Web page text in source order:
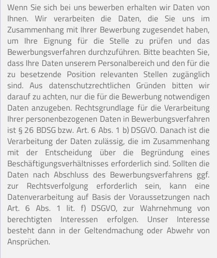
Wenn Sie sich bei uns bewerben erhalten wir Daten von
Ihnen. Wir verarbeiten die Daten, die Sie uns im
Zusammenhang mit Ihrer Bewerbung zugesendet haben,
um Ihre Eignung für die Stelle zu prüfen und das
Bewerbungsverfahren durchzuführen. Bitte beachten Sie,
dass Ihre Daten unserem Personalbereich und den für die
zu besetzende Position relevanten Stellen zugänglich
sind. Aus datenschutzrechtlichen Gründen bitten wir
darauf zu achten, nur die für die Bewerbung notwendigen
Daten anzugeben. Rechtsgrundlage für die Verarbeitung
Ihrer personenbezogenen Daten in Bewerbungsverfahren
ist § 26 BDSG bzw. Art. 6 Abs. 1 b) DSGVO. Danach ist die
Verarbeitung der Daten zulässig, die im Zusammenhang
mit der Entscheidung über die Begründung eines
Beschäftigungsverhältnisses erforderlich sind. Sollten die
Daten nach Abschluss des Bewerbungsverfahrens ggf.
zur Rechtsverfolgung erforderlich sein, kann eine
Datenverarbeitung auf Basis der Voraussetzungen nach
Art. 6 Abs. 1 lit. f) DSGVO, zur Wahrnehmung von
berechtigten Interessen erfolgen. Unser Interesse
besteht dann in der Geltendmachung oder Abwehr von
Ansprüchen.